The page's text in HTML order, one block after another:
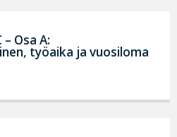
Osa A:
työaika ja vuosiloma